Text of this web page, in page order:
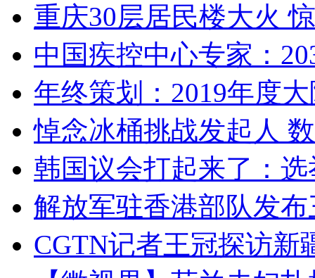
重庆30层居民楼大火
中国疾控中心专家：
年终策划：2019年度
悼念冰桶挑战发起人
韩国议会打起来了：
解放军驻香港部队发
CGTN记者王冠探访新